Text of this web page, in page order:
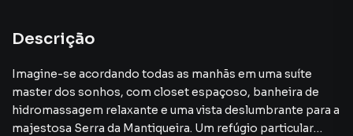
Descrição
Imagine-se acordando todas as manhãs em uma suíte
master dos sonhos, com closet espaçoso, banheira de
hidromassagem relaxante e uma vista deslumbrante para a
majestosa Serra da Mantiqueira. Um refúgio particular